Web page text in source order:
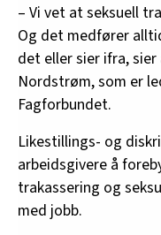
– Vi vet at seksuell
Og det medfører
det eller sier ifra,
Nordstrøm, som er
Fagforbundet.
Likestillings- og
arbeidsgivere å
trakassering og
med jobb.